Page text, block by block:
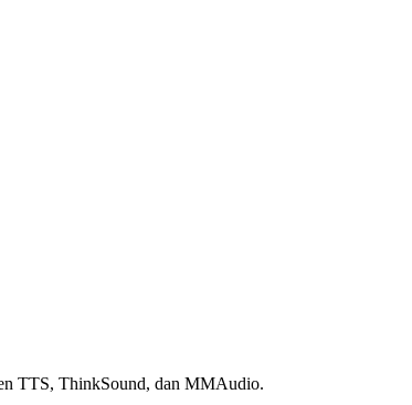
TTS, ThinkSound, dan MMAudio.